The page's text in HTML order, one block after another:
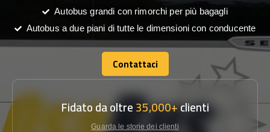
Autobus grandi con rimorchi per più bagagli
Autobus a due piani di tutte le dimensioni con conducente
Contattaci
Contattaci
Fidato da oltre35,000+clienti
Guarda le storie dei clienti